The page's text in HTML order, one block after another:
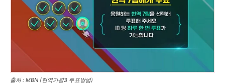
출처 : MBN (현역가왕3 투표방법)